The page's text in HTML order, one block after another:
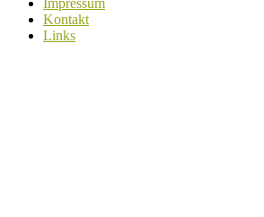
Impressum
Kontakt
Links